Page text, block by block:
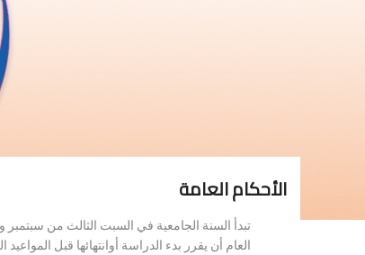
الأحكام العامة
تبدأ السنة الجامعية في السبت الثالث من
العام أن يقرر بدء الدراسة أوانتهائها قبل المواعيد